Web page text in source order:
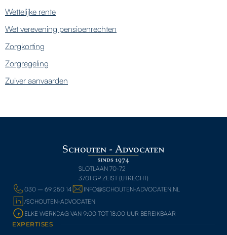
Wettelijke rente
Wet verevening pensioenrechten
Zorgkorting
Zorgregeling
Zuiver aanvaarden
SLOTLAAN 70-72
3701 GP ZEIST (UTRECHT)
030 – 69 250 14
INFO@SCHOUTEN-ADVOCATEN.NL
/SCHOUTEN-ADVOCATEN
ELKE WERKDAG VAN 9:00 TOT 18:00 UUR BEREIKBAAR
EXPERTISES